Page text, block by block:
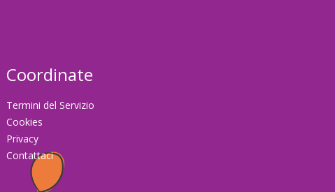
Coordinate
Termini del Servizio
Cookies
Privacy
Contattaci